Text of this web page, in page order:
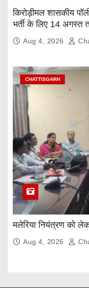
किरोड़ीमल शासकीय
भर्ती के लिए 14
Aug 4, 2026
CHATTISGARH
मलेरिया नियंत्रण को
Aug 4, 2026